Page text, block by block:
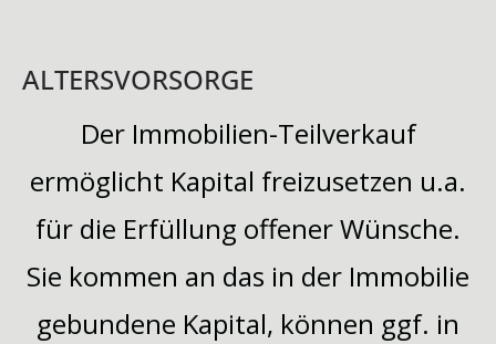
ALTERSVORSORGE
Der Immobilien-Teilverkauf
ermöglicht Kapital freizusetzen u.a.
für die Erfüllung offener Wünsche.
Sie kommen an das in der Immobilie
gebundene Kapital, können ggf. in